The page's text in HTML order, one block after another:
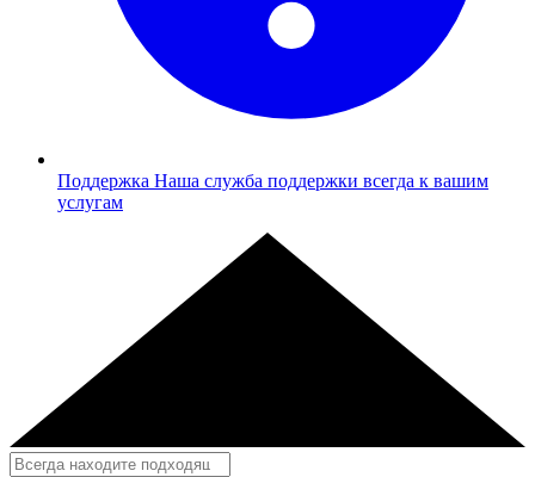
Поддержка Наша служба поддержки всегда к вашим
услугам